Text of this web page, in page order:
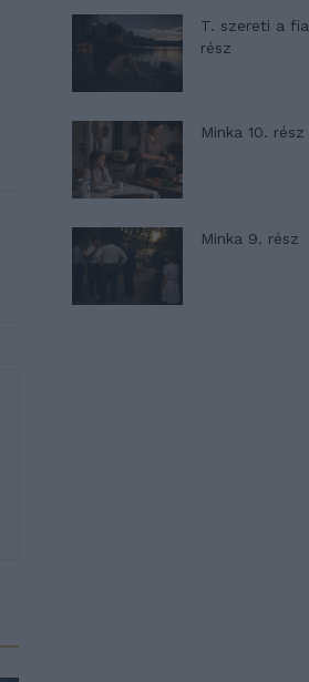
T. szereti a
rész
Minka 10. rész
Minka 9. rész